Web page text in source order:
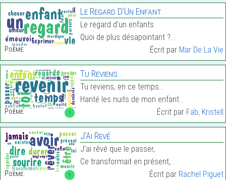
Poème:
Le Regard D’Un Enfant
Le regard d’un enfants
Quoi de plus désapointant ?…
Écrit par Mar De La Vie
1
Poème:
Tu Reviens…
Tu reviens, en ce temps…
Hanté les nuits de mon enfant…
Écrit par Fab, Kristell
1
Poème:
J’Ai Revé
J’ai rêvé que le passer,
Ce transformait en présent,…
Écrit par Rachel Piguet